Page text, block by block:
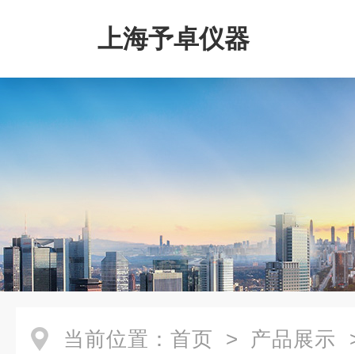
上海予卓仪器
当前位置： 首页 > 产品展示